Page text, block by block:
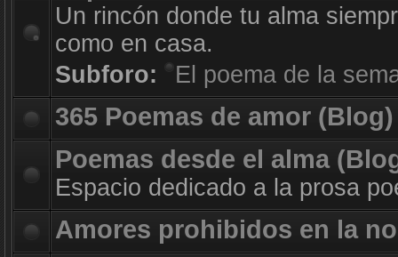
Un rincón donde tu alma
como en casa.
Subforo:
El poema de la
365 Poemas de amor (Blog)
Poemas desde el alma
Espacio dedicado a la prosa
Amores prohibidos en la